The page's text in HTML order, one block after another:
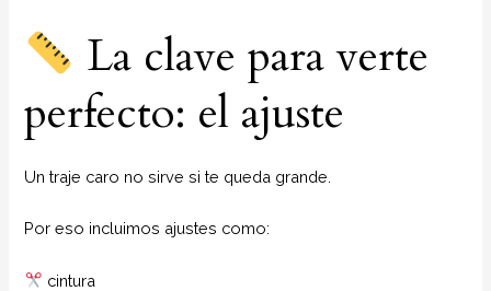
La clave para verte
perfecto: el ajuste
Un traje caro no sirve si te queda grande.
Por eso incluimos ajustes como:
cintura